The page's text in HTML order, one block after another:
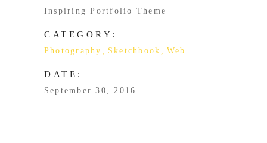
Inspiring Portfolio Theme
CATEGORY:
Photography Sketchbook Web
DATE:
September 30, 2016